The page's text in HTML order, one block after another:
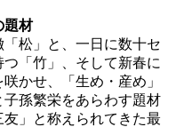
題材
松」と、一日に数十セ
「竹」、そして新春に
かせ、「生め・産め」
孫繁栄をあらわす題材
友」と称えられてきた最